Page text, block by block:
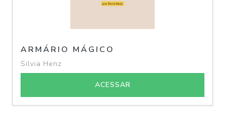
ARMÁRIO MÁGICO
Silvia Henz
ACESSAR